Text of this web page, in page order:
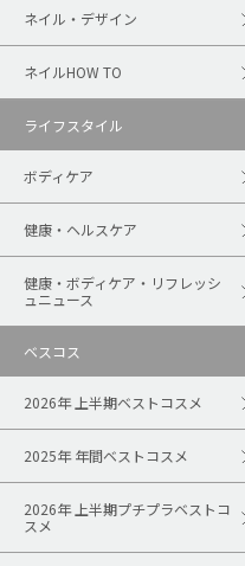
ネイル・デザイン
ネイルHOW TO
ライフスタイル
ボディケア
健康・ヘルスケア
健康・ボディケア・リフレッシ
ュニュース
ベスコス
2026年 上半期ベストコスメ
2025年 年間ベストコスメ
2026年 上半期プチプラベストコ
スメ